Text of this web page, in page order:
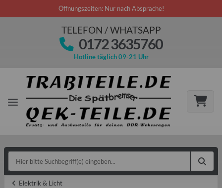
Öffnungszeiten: Nur nach Absprache!
TELEFON / WHATSAPP
0172 3635760
Hotline täglich 09-21 Uhr
Elektrik & Licht